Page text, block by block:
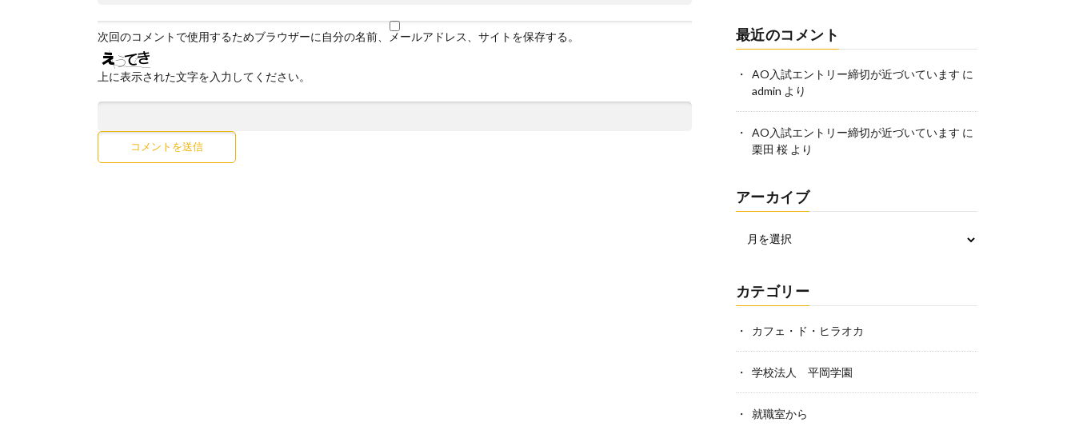
次回のコメントで使用するためブラウザーに自分の名前、メールアドレス、サイトを保存する。
上に表示された文字を入力してください。
最近のコメント
AO入試エントリー締切が近づいています に
admin より
AO入試エントリー締切が近づいています に
栗田 桜より
アーカイブ
カテゴリー
カフェ・ド・ヒラオカ
学校法人 平岡学園
就職室から